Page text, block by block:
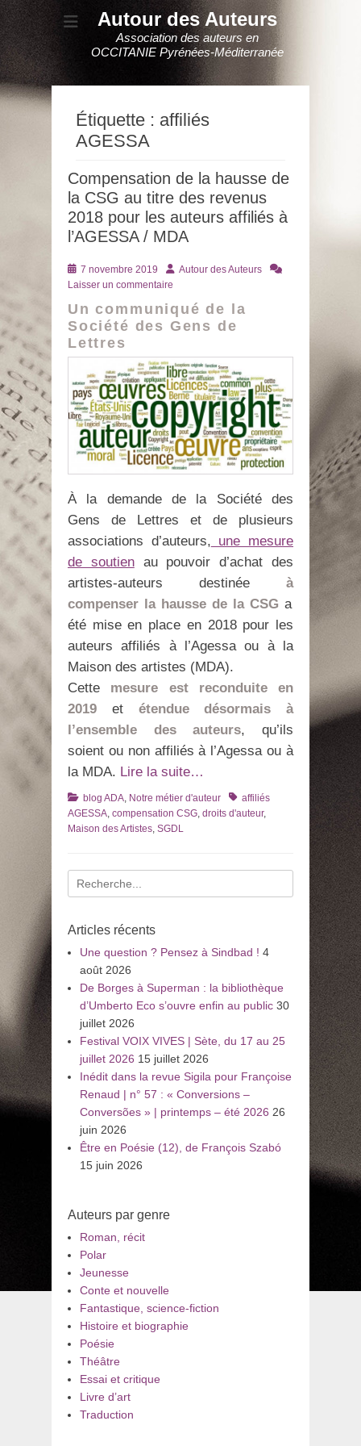
Autour des Auteurs
Association des auteurs en
OCCITANIE Pyrénées-Méditerranée
Étiquette : affiliés
AGESSA
Compensation de la hausse de
la CSG au titre des revenus
2018 pour les auteurs affiliés à
l’AGESSA / MDA
Posté
le
7 novembre 2019 AuteurAutour des Auteurs
Laisser un commentaire
Un communiqué de la
Société des Gens de
Lettres
À la demande de la Société des
Gens de Lettres et de plusieurs
associations d’auteurs, une mesure
de soutienau pouvoir d’achat des
artistes-auteurs destinée à
compenser la hausse de la CSG a
été mise en place en 2018 pour les
auteurs affiliés à l’Agessa ou à la
Maison des artistes (MDA).
Cette mesure est reconduite en
2019 et étendue désormais à
l’ensemble des auteurs, qu’ils
soient ou non affiliés à l’Agessa ou à
la MDA. Lire la suite…
Catégories
blog ADA Notre métier d'auteur Tagsaffiliés
AGESSA compensation CSG droits d'auteur,
Maison des Artistes SGDL
Recherche
pour
Articles récents
Une question ? Pensez à Sindbad ! 4
août 2026
De Borges à Superman : la bibliothèque
d’Umberto Eco s’ouvre enfin au public 30
juillet 2026
Festival VOIX VIVES | Sète, du 17 au 25
juillet 2026 15 juillet 2026
Inédit dans la revue Sigila pour Françoise
Renaud | n° 57 : « Conversions –
Conversões » | printemps – été 2026 26
juin 2026
Être en Poésie (12), de François Szabó
15 juin 2026
Auteurs par genre
Roman, récit
Polar
Jeunesse
Conte et nouvelle
Fantastique, science-fiction
Histoire et biographie
Poésie
Théâtre
Essai et critique
Livre d’art
Traduction